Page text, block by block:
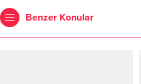
Benzer Konular